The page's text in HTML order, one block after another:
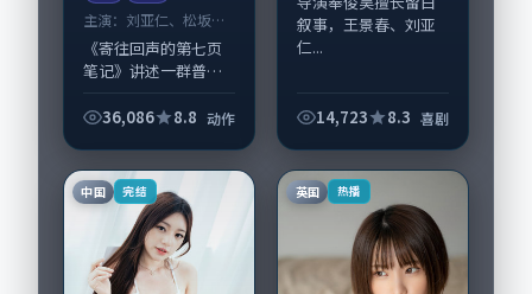
主演： 刘亚仁、松坂桃
李 等
《寄往回声的第七页
笔记》讲述一群普通
改写人生轨迹的故
头。导演庵野秀明擅
长留白叙事，刘亚
36,086 8.8 动作
叙事，王景春、刘亚
仁...
14,723 8.3 喜剧
中国 完结 英国 热播